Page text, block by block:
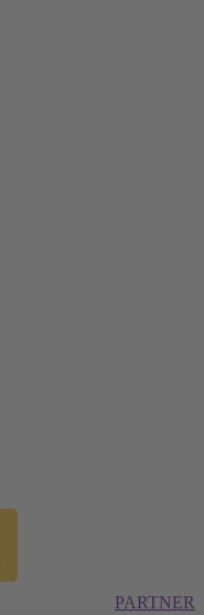
PARTNER